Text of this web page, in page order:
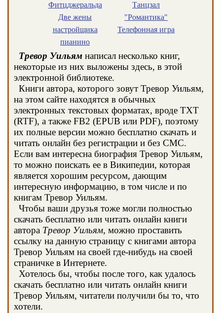
Фитцджеральда
Две жены
настройщика
пианино
Танцзал
"Романтика"
Телефонная игра
Тревор Уильям написал несколько книг,
некоторые из них выложены здесь, в этой
электронной библиотеке.
Книги автора, которого зовут Тревор Уильям,
на этом сайте находятся в обычных
электронных текстовых форматах, вроде TXT
(RTF), а также FB2 (EPUB или PDF), поэтому
их полные версии можно бесплатно скачать и
читать онлайн без регистрации и без СМС.
Если вам интересна биография Тревор Уильям,
то можно поискать ее в Википедии, которая
является хорошим ресурсом, дающим
интересную информацию, в том числе и по
книгам Тревор Уильям.
Чтобы ваши друзья тоже могли полностью
скачать бесплатно или читать онлайн книги
автора Тревор Уильям, можно проставить
ссылку на данную страницу с книгами автора
Тревор Уильям на своей где-нибудь на своей
страничке в Интернете.
Хотелось бы, чтобы после того, как удалось
скачать бесплатно или читать онлайн книги
Тревор Уильям, читатели получили бы то, что
хотели.